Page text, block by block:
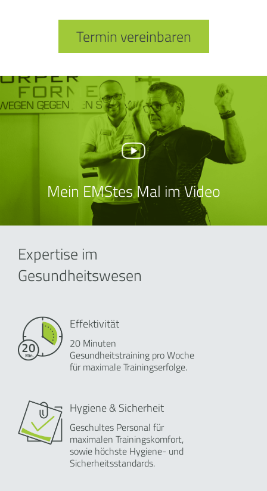
Termin vereinbaren
Mein EMStes Mal im Video
Expertise im
Gesundheitswesen
Effektivität
20 Minuten
Gesundheitstraining pro Woche
für maximale Trainingserfolge.
Hygiene & Sicherheit
Geschultes Personal für
maximalen Trainingskomfort,
sowie höchste Hygiene- und
Sicherheitsstandards.